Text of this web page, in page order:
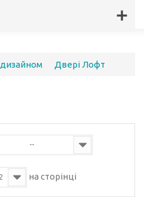
Двері Лофт
--
на сторінці